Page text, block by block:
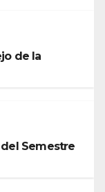
de la
Semestre